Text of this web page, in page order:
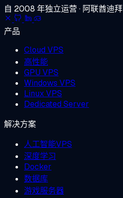
自 2008 年独立运营 · 阿联酋迪拜
产品
Cloud VPS
高性能
GPU VPS
Windows VPS
Linux VPS
Dedicated Server
解决方案
人工智能VPS
深度学习
Docker
数据库
游戏服务器